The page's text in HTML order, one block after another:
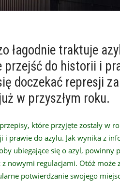
łagodnie traktuje
przejść do historii i
doczekać represji
w przyszłym roku.
które przyjęte zostały w
prawie do azylu. Jak wynika z
ubiegające się o azyl, powinny
nowymi regulacjami. Otóż może
potwierdzanie swojego